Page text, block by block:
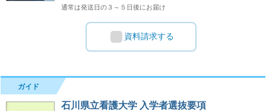
通常は発送日の３～５日後にお届け
資料請求する
ガイド
石川県立看護大学 入学者選抜要項